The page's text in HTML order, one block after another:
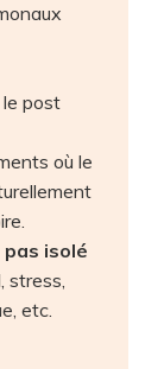
le post
où le
pas isolé
stress,
etc.